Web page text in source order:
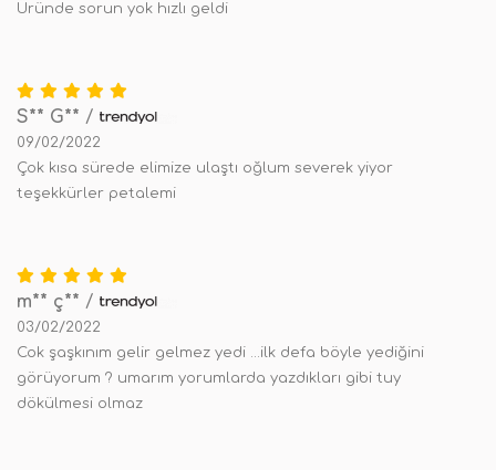
Üründe sorun yok hızlı geldi
S** G** /
09/02/2022
Çok kısa sürede elimize ulaştı oğlum severek yiyor
teşekkürler petalemi
m** ç** /
03/02/2022
Cok şaşkınım gelir gelmez yedi ...ilk defa böyle yediğini
görüyorum ? umarım yorumlarda yazdıkları gibi tuy
dökülmesi olmaz